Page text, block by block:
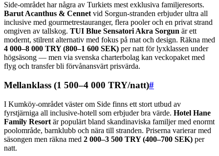
Side-området har några av Turkiets mest exklusiva familjeresorts.
Barut Acanthus & Cennetvid Sorgun-stranden erbjuder ultra all
inclusive med gourmetrestauranger, flera pooler och en privat strand
omgiven av tallskog. TUI Blue Sensatori Akra Sorgun är ett
modernt, stilrent alternativ med fokus på mat och design. Räkna med
4 000–8 000 TRY (800–1 600 SEK) per natt för lyxklassen under
högsäsong — men via svenska charterbolag kan veckopaket med
flyg och transfer bli förvånansvärt prisvärda.
Mellanklass (1 500–4 000 TRY/natt)#
I Kumköy-området väster om Side finns ett stort utbud av
fyrstjärniga all inclusive-hotell som erbjuder bra värde. Hotel Hane
Family Resort är populärt bland skandinaviska familjer med enormt
poolområde, barnklubb och nära till stranden. Priserna varierar med
säsongen men räkna med 2 000–3 500 TRY (400–700 SEK) per
natt.